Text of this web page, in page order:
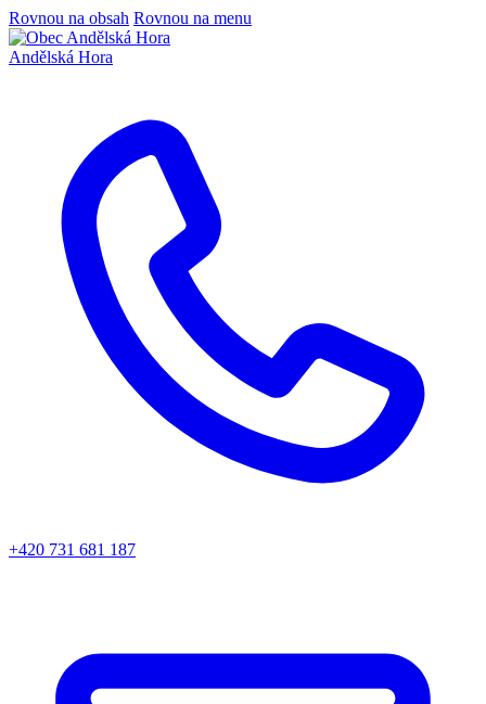
Rovnou na obsah Rovnou na menu
Andělská Hora
+420 731 681 187